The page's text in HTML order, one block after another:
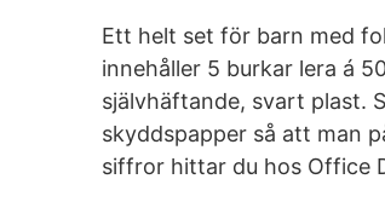
Ett helt set för barn med
innehåller 5 burkar lera á
självhäftande, svart plast.
skyddspapper så att man
siffror hittar du hos Office